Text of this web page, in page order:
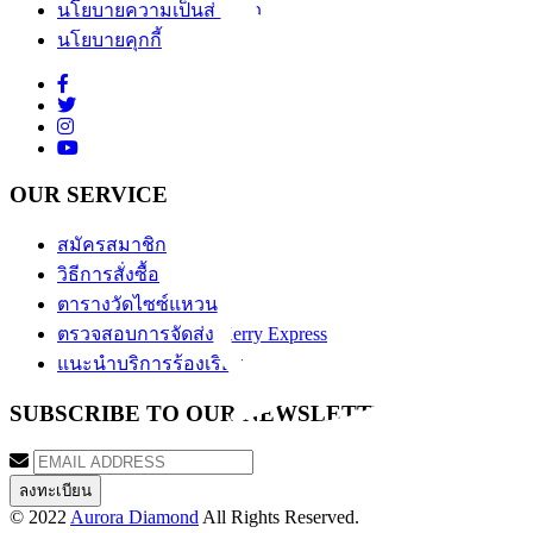
นโยบายความเป็นส่วนตัว
นโยบายคุกกี้
OUR SERVICE
สมัครสมาชิก
วิธีการสั่งซื้อ
ตารางวัดไซซ์แหวน
ตรวจสอบการจัดส่ง Kerry Express
แนะนำบริการร้องเรียน
SUBSCRIBE TO OUR NEWSLETTER
© 2022 Aurora Diamond All Rights Reserved.